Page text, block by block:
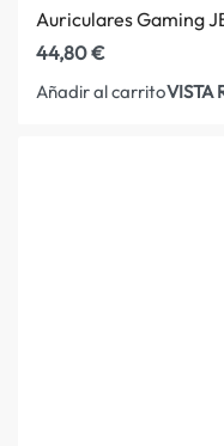
Auriculares Gaming
44,80€
Añadir al carritoVISTA